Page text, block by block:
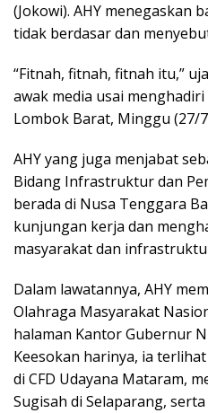
(Jokowi). AHY menegaskan
tidak berdasar dan
“Fitnah, fitnah, fitnah itu,”
awak media usai
Lombok Barat, Minggu (27/
AHY yang juga menjabat
Bidang Infrastruktur dan
berada di Nusa Tenggara
kunjungan kerja dan
masyarakat dan
Dalam lawatannya, AHY
Olahraga Masyarakat
halaman Kantor Gubernur
Keesokan harinya, ia
di CFD Udayana Mataram,
Sugisah di Selaparang,